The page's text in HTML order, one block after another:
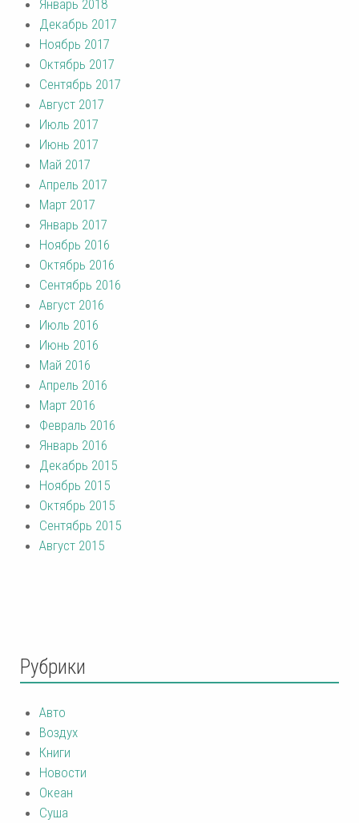
Январь 2018
Декабрь 2017
Ноябрь 2017
Октябрь 2017
Сентябрь 2017
Август 2017
Июль 2017
Июнь 2017
Май 2017
Апрель 2017
Март 2017
Январь 2017
Ноябрь 2016
Октябрь 2016
Сентябрь 2016
Август 2016
Июль 2016
Июнь 2016
Май 2016
Апрель 2016
Март 2016
Февраль 2016
Январь 2016
Декабрь 2015
Ноябрь 2015
Октябрь 2015
Сентябрь 2015
Август 2015
Рубрики
Авто
Воздух
Книги
Новости
Океан
Суша